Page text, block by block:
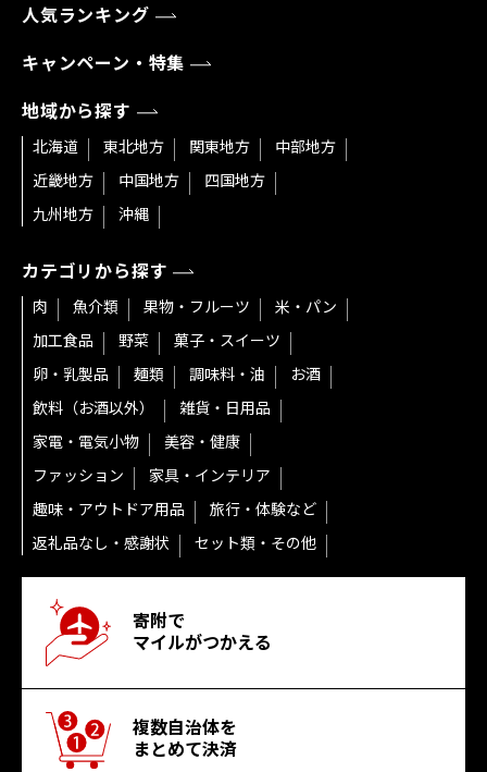
人気ランキング
キャンペーン・特集
地域から探す
北海道 東北地方 関東地方
中部地方
近畿地方
中国地方
四国地方
九州地方
沖縄
カテゴリから探す
肉 魚介類 果物・フルーツ
米・パン
加工食品
野菜
菓子・スイーツ
卵・乳製品
麺類 調味料・油
お酒
飲料（お酒以外）
雑貨・日用品
家電・電気小物
美容・健康
ファッション
家具・インテリア
趣味・アウトドア用品
旅行・体験など
返礼品なし・感謝状
セット類・その他
寄附で
マイルがつかえる
複数自治体を
まとめて決済